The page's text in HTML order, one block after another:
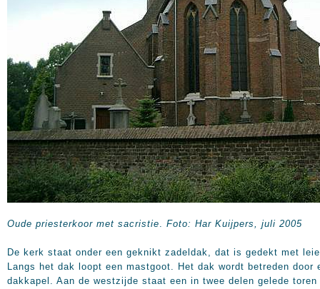
Oude priesterkoor met sacristie. Foto: Har Kuijpers, juli 2005
De kerk staat onder een geknikt zadeldak, dat is gedekt met
Langs het dak loopt een mastgoot. Het dak wordt betreden door
dakkapel. Aan de westzijde staat een in twee delen gelede toren